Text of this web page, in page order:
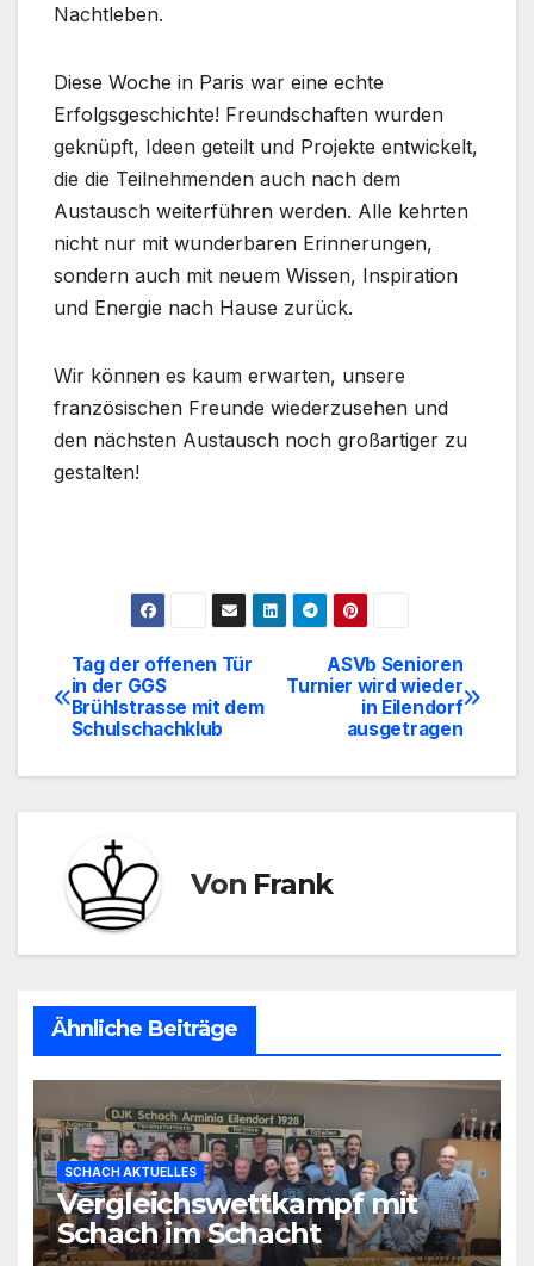
Nachtleben.
Diese Woche in Paris war eine echte
Erfolgsgeschichte! Freundschaften wurden
geknüpft, Ideen geteilt und Projekte entwickelt,
die die Teilnehmenden auch nach dem
Austausch weiterführen werden. Alle kehrten
nicht nur mit wunderbaren Erinnerungen,
sondern auch mit neuem Wissen, Inspiration
und Energie nach Hause zurück.
Wir können es kaum erwarten, unsere
französischen Freunde wiederzusehen und
den nächsten Austausch noch großartiger zu
gestalten!
BeitragsnavigationASVb Senioren
Turnier wird wieder
in Eilendorf
ausgetragen
Tag der offenen Tür
in der GGS
Brühlstrasse mit dem
Schulschachklub
Von Frank
Ähnliche Beiträge
SCHACH AKTUELLES
Vergleichswettkampf mit
Schach im Schacht